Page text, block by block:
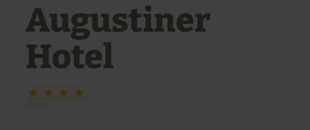
Augustiner
Hotel